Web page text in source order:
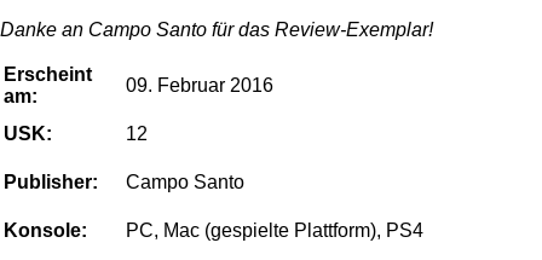
Danke an Campo Santo für das Review-Exemplar!
Erscheint
am:
09. Februar 2016
USK: 12
Publisher: Campo Santo
Konsole: PC, Mac (gespielte Plattform), PS4